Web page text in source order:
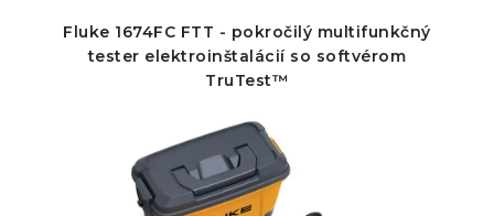
Fluke 1674FC FTT - pokročilý multifunkčný
tester elektroinštalácií so softvérom
TruTest™